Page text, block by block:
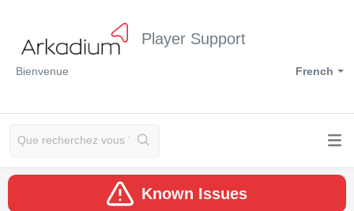
Player Support
French
Bienvenue
Known Issues